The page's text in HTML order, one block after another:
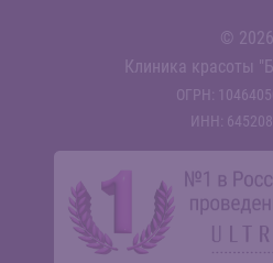
© 2026
Клиника красоты
ОГРН:
ИНН: